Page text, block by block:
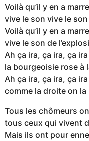
Voilà qu’il y en a marre
vive le son vive le son
Voilà qu’il y en a marre
vive le son de
Ah ça ira, ça ira, ça
la bourgeoisie rose à
Ah ça ira, ça ira, ça
comme la droite on la
Tous les chômeurs
tous ceux qui vivent
Mais ils ont pour